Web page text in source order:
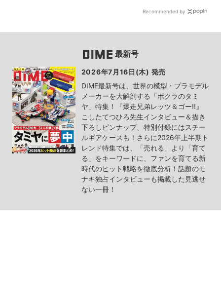
Recommended by
最新号
2026年7月16日(木) 発売
DIME最新号は、世界の模型・プラモデル
メーカーを大解剖する「ボクラのタミ
ヤ」特集！『爆走兄弟レッツ＆ゴー!!』
こしたてつひろ先生インタビュー＆描き
下ろしピンナップ、特別付録にはスチー
ルギアケースも！さらに2026年上半期ト
レンド特集では、「売れる」より「育て
る」をキーワードに、ファンを育てる新
時代のヒット戦略を徹底分析！話題のモ
ナキ独占インタビューも掲載した見逃せ
ない一冊！